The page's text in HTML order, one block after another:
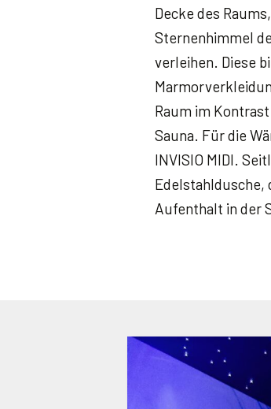
Decke des
Sternenhimmel
verleihen. Diese
Raum im
Sauna. Für die
INVISIO MIDI.
Edelstahldusche,
Aufenthalt in der